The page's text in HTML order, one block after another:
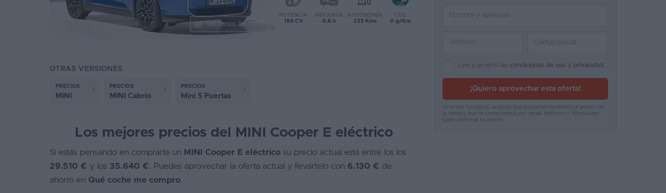
Comparador
Ver todas las fotos
POTENCIA
184 CV
RECARGA
0,6 h
AUTONOMÍA
233 Kms
CO2
0 g/Km
Leo y acepto las condiciones de uso y privacidad
¡Quiero aprovechar esta oferta!
Al enviar tus datos, aceptas que podamos facilitarlos al gestor de
la venta y que te contactemos por email, teléfono o WhatsApp
para confirmar tu interés.
OTRAS VERSIONES
PRECIOS
MINI
PRECIOS
MINI Cabrio
PRECIOS
Mini 5 Puertas
Los mejores precios del MINI Cooper E eléctrico
Si estás pensando en comprarte un MINI Cooper E eléctrico su precio actual está entre los los
29.510 € y los 35.640 €. Puedes aprovechar la oferta actual y llevártelo con 6.130 € de
ahorro en Qué coche me compro.